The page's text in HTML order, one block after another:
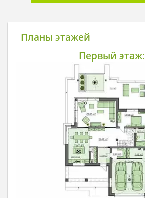
Планы этажей
Первый этаж: